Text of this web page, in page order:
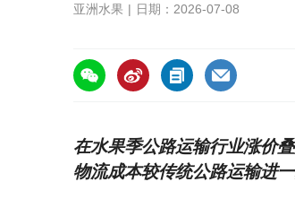
亚洲水果 日期：2026-07-08
https://asiafruitchina.net/32313.html
在水果季公路运输行业涨价
物流成本较传统公路运输进一